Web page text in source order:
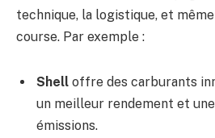
technique, la logistique, et
course. Par exemple :
Shell offre des carburants
un meilleur rendement et
émissions.